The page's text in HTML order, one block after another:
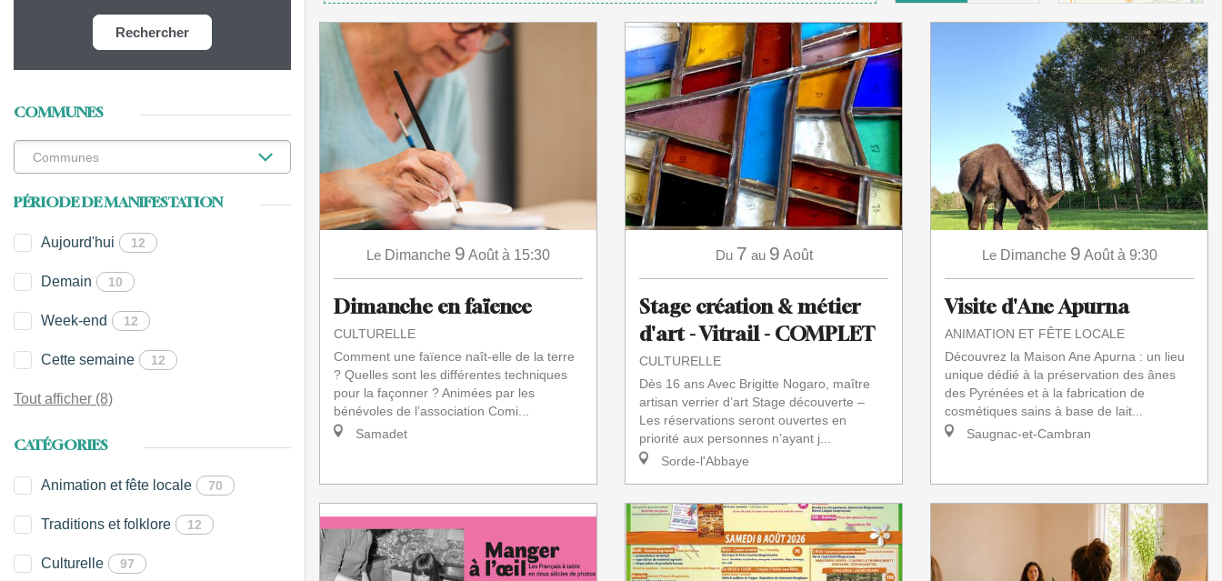
Rechercher
COMMUNES
PÉRIODE DE MANIFESTATION
Aujourd'hui 12
Demain 10
Week-end 12
Cette semaine 12
Tout afficher (8)
CATÉGORIES
Animation et fête locale 70
Traditions et folklore 12
Culturelle 97
Le Dimanche 9 Août à 15:30
Dimanche en faïence
CULTURELLE
Comment une faïence naît-elle de la terre
? Quelles sont les différentes techniques
pour la façonner ? Animées par les
bénévoles de l’association Comi...
Samadet
Du 7 au 9 Août
Stage création & métier
d'art - Vitrail - COMPLET
CULTURELLE
Dès 16 ans Avec Brigitte Nogaro, maître
artisan verrier d’art Stage découverte –
Les réservations seront ouvertes en
priorité aux personnes n’ayant j...
Sorde-l'Abbaye
Le Dimanche 9 Août à 9:30
Visite d'Ane Apurna
ANIMATION ET FÊTE LOCALE
Découvrez la Maison Ane Apurna : un lieu
unique dédié à la préservation des ânes
des Pyrénées et à la fabrication de
cosmétiques sains à base de lait...
Saugnac-et-Cambran